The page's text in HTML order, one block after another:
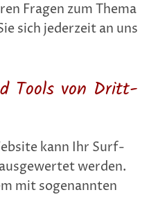
Fragen zum Thema
sich jederzeit an uns
Tools von Dritt­
kann Ihr Surf-
werden.
mit sogenannten